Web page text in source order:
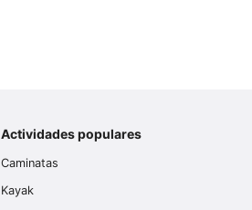
Actividades populares
Caminatas
Kayak